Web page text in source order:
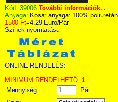
Kód: 39006 További információk...
Anyaga: Kosár anyaga: 100%
1500 Ft=4.29 Euro/Pár
Színek nyomtatása
ONLINE RENDELÉS:
MINIMUM RENDELHETŐ: 1
Mennyiség:
Pár